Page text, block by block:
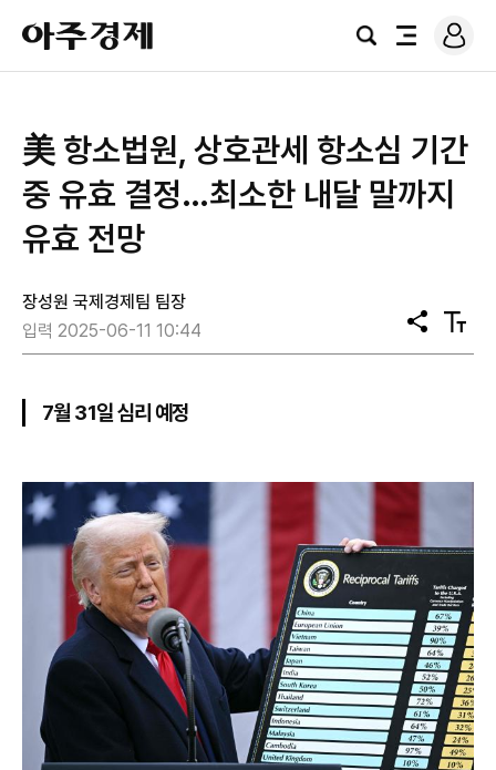
아
주
경
검
전
로
그
美 항소법원, 상호관세 항소심 기간
중 유효 결정…최소한 내달 말까지
유효 전망
장성원 국제경제팀 팀장
입력 2025-06-11 10:44
공
유
텍
스
7월 31일 심리 예정